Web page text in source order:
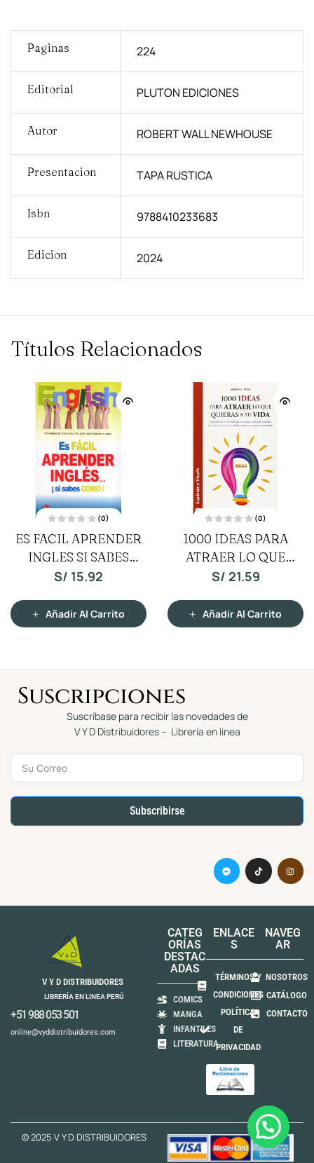
Paginas 224
Editorial PLUTON EDICIONES
Autor ROBERT WALL NEWHOUSE
Presentacion TAPA RUSTICA
Isbn 9788410233683
Edicion 2024
Títulos Relacionados
a
l
o
e
(0)
1000 IDEAS PARA
ATRAER LO QUE
A TU VIDA
21.59
Añadir Al Carrito
a
o
e
(0)
HABLEMOS CLARO
T/D
19.19
Añadir Al Carrito
Suscripciones
Suscríbase para recibir las novedades de
V Y D Distribuidores – Librería en linea
Subscribirse
V Y D DISTRIBUIDORES
LIBRERÍA EN LINEA PERÚ
+51 988 053 501
online@vyddistribuidores.com
CATEG
ORÍAS
DESTAC
ADAS
COMICS
MANGA
INFANTILES
LITERATURA
ENLACE
S
TÉRMINOS Y
CONDICIONES
POLÍTICA
DE
PRIVACIDAD
NAVEG
AR
NOSOTROS
CATÁLOGO
CONTACTO
© 2025 V Y D DISTRIBUIDORES